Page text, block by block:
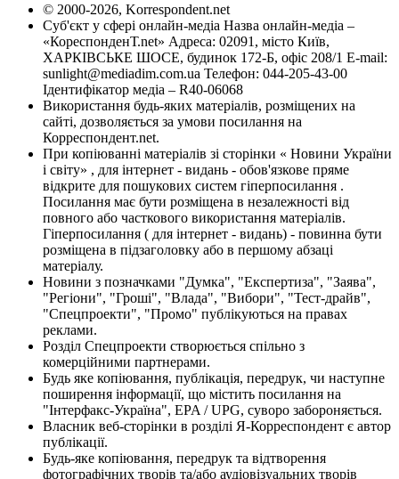
© 2000-2026, Korrespondent.net
Суб'єкт у сфері онлайн-медіа Назва онлайн-медіа –
«КореспонденТ.net» Адреса: 02091, місто Київ,
ХАРКІВСЬКЕ ШОСЕ, будинок 172-Б, офіс 208/1 E-mail:
sunlight@mediadim.com.ua Телефон: 044-205-43-00
Ідентифікатор медіа – R40-06068
Використання будь-яких матеріалів, розміщених на
сайті, дозволяється за умови посилання на
Корреспондент.net.
При копіюванні матеріалів зі сторінки « Новини України
і світу» , для інтернет - видань - обов'язкове пряме
відкрите для пошукових систем гіперпосилання .
Посилання має бути розміщена в незалежності від
повного або часткового використання матеріалів.
Гіперпосилання ( для інтернет - видань) - повинна бути
розміщена в підзаголовку або в першому абзаці
матеріалу.
Новини з позначками "Думка", "Експертиза", "Заява",
"Регіони", "Гроші", "Влада", "Вибори", "Тест-драйв",
"Спецпроекти", "Промо" публікуються на правах
реклами.
Розділ Спецпроекти створюється спільно з
комерційними партнерами.
Будь яке копіювання, публікація, передрук, чи наступне
поширення інформації, що містить посилання на
"Інтерфакс-Україна", EPA / UPG, суворо забороняється.
Власник веб-сторінки в розділі Я-Корреспондент є автор
публікації.
Будь-яке копіювання, передрук та відтворення
фотографічних творів та/або аудіовізуальних творів